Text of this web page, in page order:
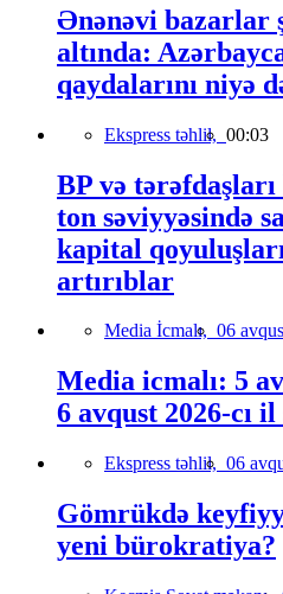
Ənənəvi bazarlar
altında:
qaydalarını niyə
Ekspress təhlil, 00:03
BP və
ton səviyyəsində
kapital
artırıblar
Media İcmalı, 06
Media icmalı: 5
6 avqust 2026-cı
Ekspress təhlil, 06
Gömrükdə
yeni bürokratiya?